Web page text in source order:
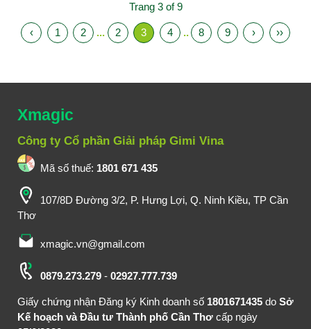
chương thủy tinh thiết kế đa
dạng sáng tạo đẹp mắt nhất
hiện nay. [Chi tiết]
Thành phần cấu tạo của pha lê?
bạn thật sự đang quan tâm đến
thì đừng bỏ qua bài chia sẻ
Trang 3 of 9
‹ 1 2 ... 2 3 4 .. 8 9 › ››
Xmagic
Công ty Cổ phần Giải pháp Gimi Vina
Mã số thuế: 1801 671 435
107/8D Đường 3/2, P. Hưng Lợi, Q. Ninh Kiều, TP Cần
Thơ
xmagic.vn@gmail.com
0879.273.279- 02927.777.739
Giấy chứng nhận Đăng ký Kinh doanh số 1801671435 do Sở
Kế hoạch và Đầu tư Thành phố Cần Thơ cấp ngày